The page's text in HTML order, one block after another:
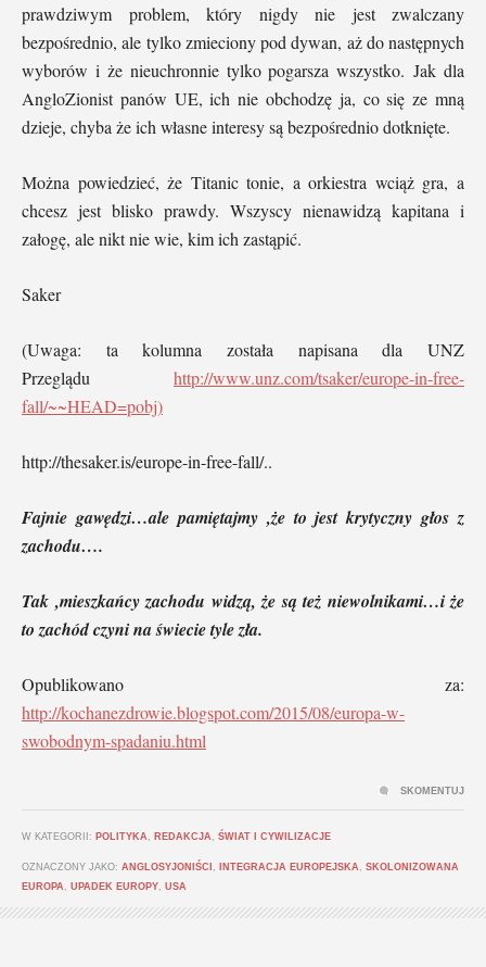
prawdziwym problem, który nigdy nie jest zwalczany
bezpośrednio, ale tylko zmieciony pod dywan, aż do następnych
wyborów i że nieuchronnie tylko pogarsza wszystko. Jak dla
AngloZionist panów UE, ich nie obchodzę ja, co się ze mną
dzieje, chyba że ich własne interesy są bezpośrednio dotknięte.
Można powiedzieć, że Titanic tonie, a orkiestra wciąż gra, a
chcesz jest blisko prawdy. Wszyscy nienawidzą kapitana i
załogę, ale nikt nie wie, kim ich zastąpić.
Saker
(Uwaga: ta kolumna została napisana dla UNZ
Przeglądu http://www.unz.com/tsaker/europe-in-free-
fall/~~HEAD=pobj)
http://thesaker.is/europe-in-free-fall/..
Fajnie gawędzi…ale pamiętajmy ,że to jest krytyczny głos z
zachodu….
Tak ,mieszkańcy zachodu widzą, że są też niewolnikami…i że
to zachód czyni na świecie tyle zła.
Opublikowano za:
http://kochanezdrowie.blogspot.com/2015/08/europa-w-
swobodnym-spadaniu.html
W KATEGORII: POLITYKA REDAKCJA ŚWIAT I CYWILIZACJE
OZNACZONY JAKO: ANGLOSYJONIŚCI INTEGRACJA EUROPEJSKA
SKOLONIZOWANA
EUROPA
UPADEK EUROPY USA
SKOMENTUJ